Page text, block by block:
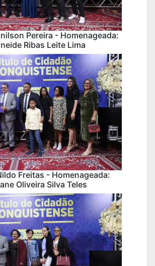
Pereira - Homenageada:
Ribas Leite Lima
Freitas - Homenageada:
Oliveira Silva Teles